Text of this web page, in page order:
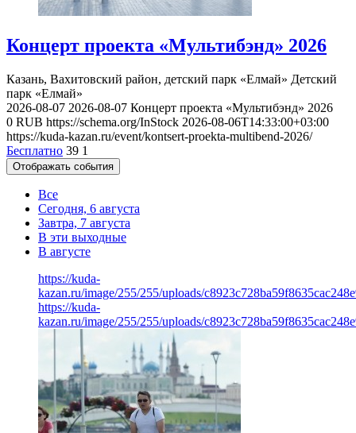
Концерт проекта «Мультибэнд» 2026
Казань, Вахитовский район, детский парк «Елмай» Детский
парк «Елмай»
2026-08-07 2026-08-07 Концерт проекта «Мультибэнд» 2026
0 RUB https://schema.org/InStock 2026-08-06T14:33:00+03:00
https://kuda-kazan.ru/event/kontsert-proekta-multibend-2026/
Бесплатно 39 1
Отображать события
Все
Сегодня, 6 августа
Завтра, 7 августа
В эти выходные
В августе
https://kuda-
kazan.ru/image/255/255/uploads/
https://kuda-
kazan.ru/image/255/255/uploads/